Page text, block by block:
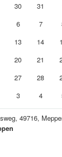
30 31
6 7
13 14
20 21
27 28
3 4
49716,